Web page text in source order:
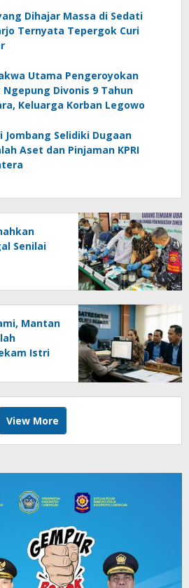
Dihajar Massa di Sedati
Ternyata Tepergok Curi
Utama Pengeroyokan
Ngepung Divonis 9 Tahun
Keluarga Korban Legowo
Jombang Selidiki Dugaan
Aset dan Pinjaman KPRI
Senilai
Mantan
Istri
View More